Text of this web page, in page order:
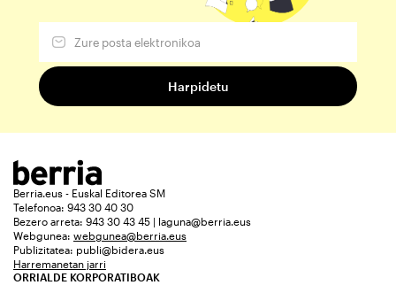
Berria.eus - Euskal Editorea SM
Telefonoa: 943 30 40 30
Bezero arreta: 943 30 43 45 | laguna@berria.eus
Webgunea: webgunea@berria.eus
Publizitatea: publi@bidera.eus
Harremanetan jarri
ORRIALDE KORPORATIBOAK